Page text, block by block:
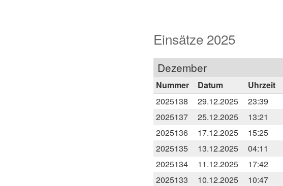
Einsätze 2025
Dezember
Nummer Datum Uhrzeit
2025138
29.12.2025 23:39
2025137
25.12.2025 13:21
2025136
17.12.2025 15:25
2025135
13.12.2025 04:11
2025134
11.12.2025 17:42
2025133
10.12.2025 10:47